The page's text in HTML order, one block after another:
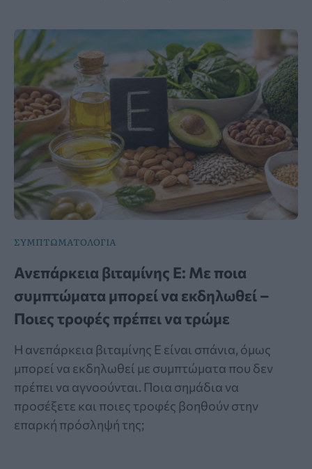
ΣΥΜΠΤΩΜΑΤΟΛΟΓΙΑ
Ανεπάρκεια βιταμίνης Ε: Με ποια
συμπτώματα μπορεί να εκδηλωθεί –
Ποιες τροφές πρέπει να τρώμε
Η ανεπάρκεια βιταμίνης Ε είναι σπάνια, όμως
μπορεί να εκδηλωθεί με συμπτώματα που δεν
πρέπει να αγνοούνται. Ποια σημάδια να
προσέξετε και ποιες τροφές βοηθούν στην
επαρκή πρόσληψή της;